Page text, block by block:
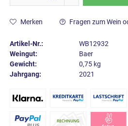
Merken Fragen zum Wein
Artikel-Nr.:
WB12932
Weingut:
Baer
Gewicht:
0,75 kg
Jahrgang:
2021